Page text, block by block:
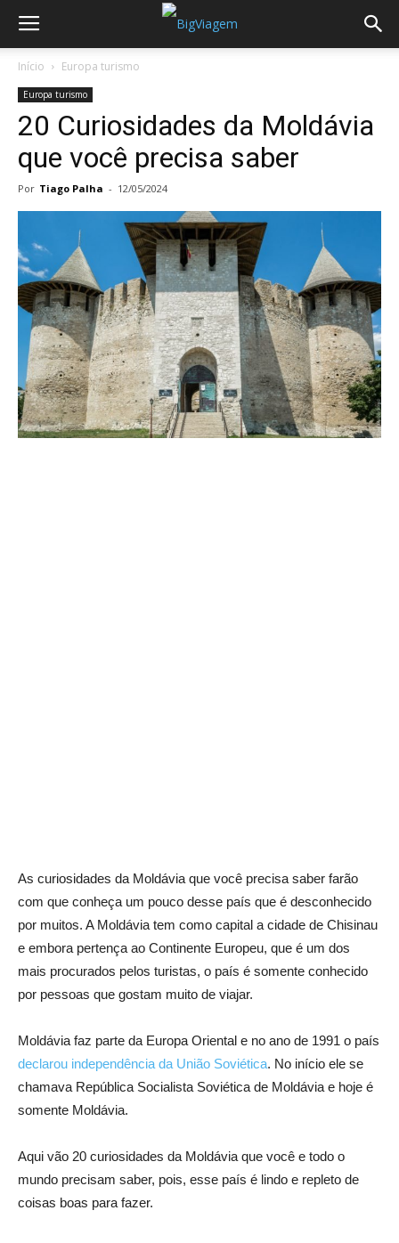
Início Europa turismo
Europa turismo
20 Curiosidades da Moldávia
que você precisa saber
Por Tiago Palha - 12/05/2024
As curiosidades da Moldávia que você precisa saber farão
com que conheça um pouco desse país que é desconhecido
por muitos. A Moldávia tem como capital a cidade de Chisinau
e embora pertença ao Continente Europeu, que é um dos
mais procurados pelos turistas, o país é somente conhecido
por pessoas que gostam muito de viajar.
Moldávia faz parte da Europa Oriental e no ano de 1991 o país
declarou independência da União Soviética. No início ele se
chamava República Socialista Soviética de Moldávia e hoje é
somente Moldávia.
Aqui vão 20 curiosidades da Moldávia que você e todo o
mundo precisam saber, pois, esse país é lindo e repleto de
coisas boas para fazer.